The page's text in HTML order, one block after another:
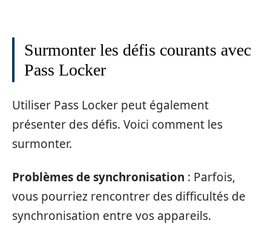
Surmonter les défis courants avec
Pass Locker
Utiliser Pass Locker peut également
présenter des défis. Voici comment les
surmonter.
Problèmes de synchronisation : Parfois,
vous pourriez rencontrer des difficultés de
synchronisation entre vos appareils.